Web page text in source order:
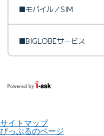
■モバイル／SIM
■BIGLOBEサービス
サイトマップ
びっぷるのページ